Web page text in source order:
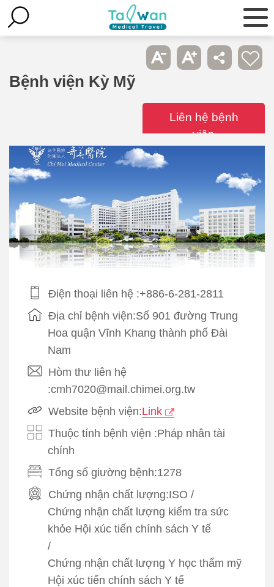
Bệnh viện Kỳ Mỹ
Liên hệ bệnh
viện
Điện thoại liên hệ :+886-6-281-2811
Địa chỉ bệnh viện:Số 901 đường Trung
Hoa quận Vĩnh Khang thành phố Đài
Nam
Hòm thư liên hệ
:cmh7020@mail.chimei.org.tw
Website bệnh viện:Link
Thuộc tính bệnh viện :Pháp nhân tài
chính
Tổng số giường bệnh:1278
Chứng nhận chất lượng:ISO /
Chứng nhận chất lượng kiểm tra sức
khỏe Hội xúc tiến chính sách Y tế
/
Chứng nhận chất lượng Y học thẩm mỹ
Hội xúc tiến chính sách Y tế